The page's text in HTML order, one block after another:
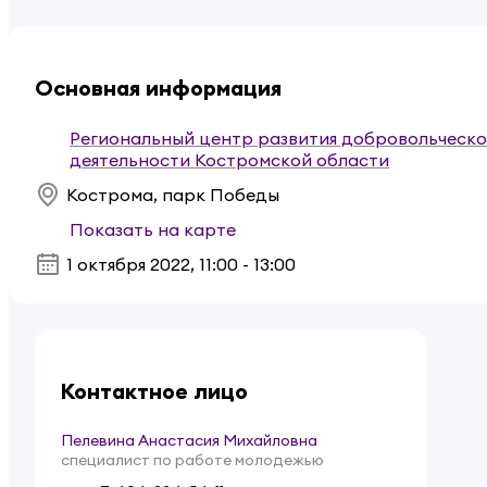
Основная информация
Региональный центр развития
деятельности Костромской области
Кострома, парк Победы
Показать на карте
1 октября 2022, 11:00 - 13:00
Контактное лицо
Пелевина Анастасия Михайловна
специалист по работе молодежью